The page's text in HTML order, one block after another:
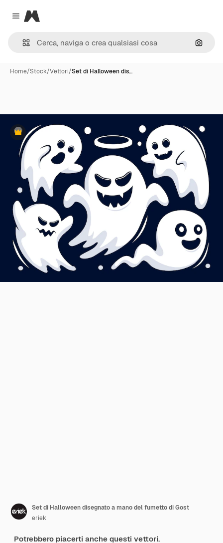
Close menu
Magnific
Cerca
Home/Stock/Vettori/Set di Halloween dis…
Premium
Set di Halloween disegnato a mano del fumetto di Gost
eriek
Potrebbero piacerti anche questi vettori.